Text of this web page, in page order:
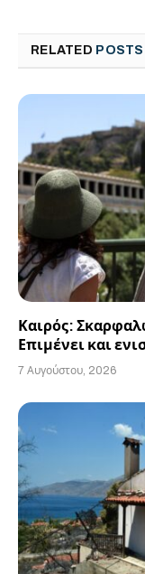
RELATED POSTS
Καιρός:
Επιμένει και
7 Αυγούστου, 2026